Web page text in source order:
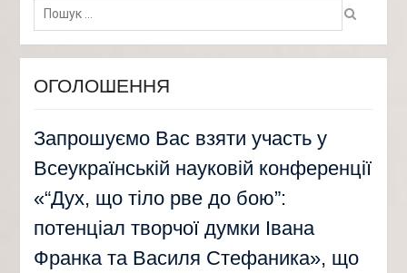
ОГОЛОШЕННЯ
Запрошуємо Вас взяти участь у
Всеукраїнській науковій конференції
«“Дух, що тіло рве до бою”:
потенціал творчої думки Івана
Франка та Василя Стефаника», що